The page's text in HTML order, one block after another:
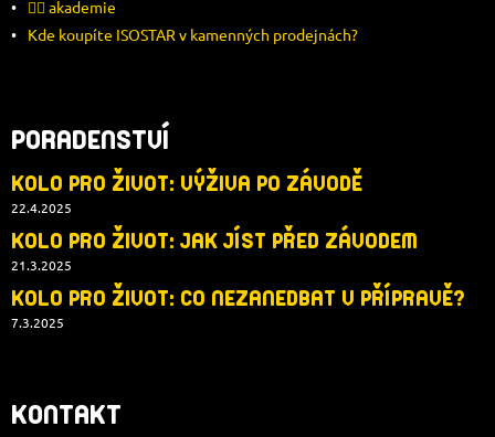
🚴‍♂️ akademie
Kde koupíte ISOSTAR v kamenných prodejnách?
PORADENSTVÍ
KOLO PRO ŽIVOT: VÝŽIVA PO ZÁVODĚ
22.4.2025
KOLO PRO ŽIVOT: JAK JÍST PŘED ZÁVODEM
21.3.2025
KOLO PRO ŽIVOT: CO NEZANEDBAT V PŘÍPRAVĚ?
7.3.2025
KONTAKT